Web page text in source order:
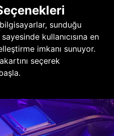
sunduğu
kullanıcısına en
imkanı sunuyor.
seçerek